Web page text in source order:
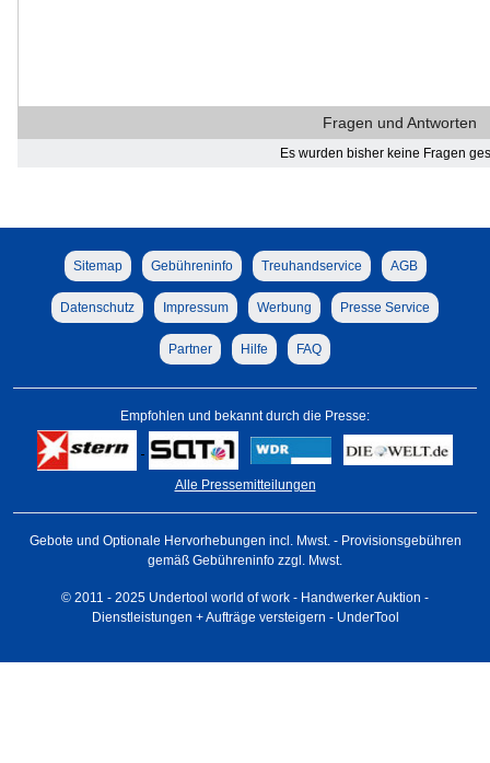
Fragen und Antworten
Es wurden bisher keine Fragen
Sitemap Gebühreninfo Treuhandservice AGB
Datenschutz Impressum Werbung Presse Service
Partner Hilfe FAQ
Empfohlen und bekannt durch die Presse:
Alle Pressemitteilungen
Gebote und Optionale Hervorhebungen incl. Mwst. - Provisionsgebühren
gemäß Gebühreninfo zzgl. Mwst.
© 2011 - 2025 Undertool world of work - Handwerker Auktion -
Dienstleistungen + Aufträge versteigern - UnderTool